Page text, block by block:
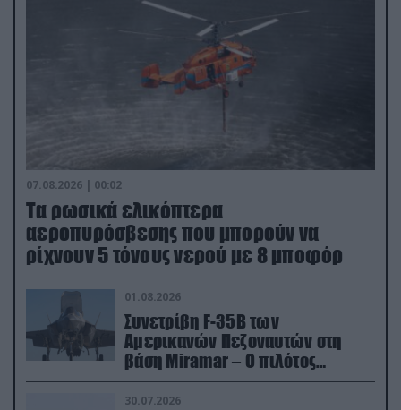
07.08.2026 | 00:02
Τα ρωσικά ελικόπτερα
αεροπυρόσβεσης που μπορούν να
ρίχνουν 5 τόνους νερού με 8 μποφόρ
01.08.2026
Συνετρίβη F-35B των
Αμερικανών Πεζοναυτών στη
βάση Miramar – Ο πιλότος
εκτινάχθηκε εγκαίρως
30.07.2026